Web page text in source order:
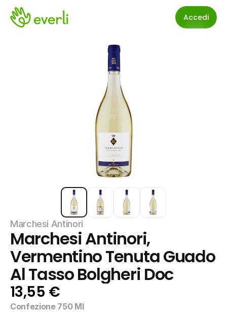
Accedi
Marchesi Antinori
Marchesi Antinori,
Vermentino Tenuta Guado
Al Tasso Bolgheri Doc
13,55 €
Confezione 750 Ml